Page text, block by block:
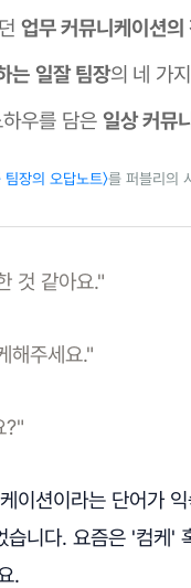
업무 커뮤니케이션의
는 일잘 팀장의 네 가
우를 담은 일상 커뮤
팀장의 오답노트〉를 퍼블리의
것 같아요."
해주세요."
?"
이션이라는 단어가
습니다. 요즘은 '컴케'
.